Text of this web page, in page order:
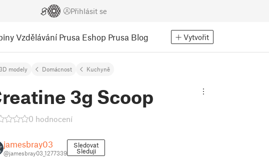
Přihlásit se
Vzdělávání Prusa Eshop Prusa Blog Vytvořit
modely Domácnost Kuchyně
3g Scoop
0 hodnocení
jamesbray03
@jamesbray03_1277339
Sledovat
Sleduji